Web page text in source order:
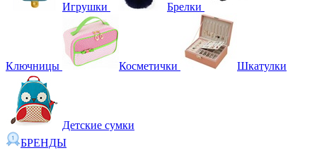
Игрушки Брелки
Ключницы Косметички Шкатулки
Детские сумки
БРЕНДЫ